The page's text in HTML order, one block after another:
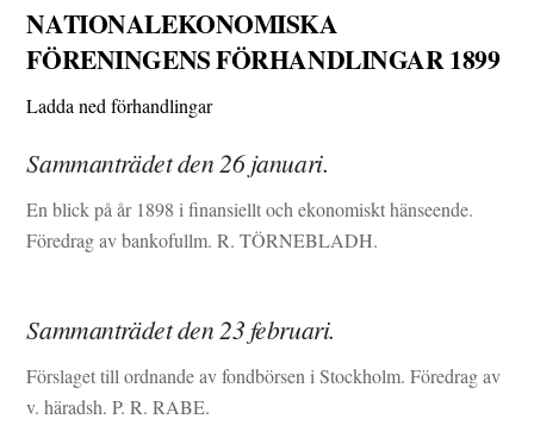
NATIONALEKONOMISKA
FÖRENINGENS FÖRHANDLINGAR 1899
Ladda ned förhandlingar
Sammanträdet den 26 januari.
En blick på år 1898 i finansiellt och ekonomiskt hänseende.
Föredrag av bankofullm. R. TÖRNEBLADH.
Sammanträdet den 23 februari.
Förslaget till ordnande av fondbörsen i Stockholm. Föredrag av
v. häradsh. P. R. RABE.